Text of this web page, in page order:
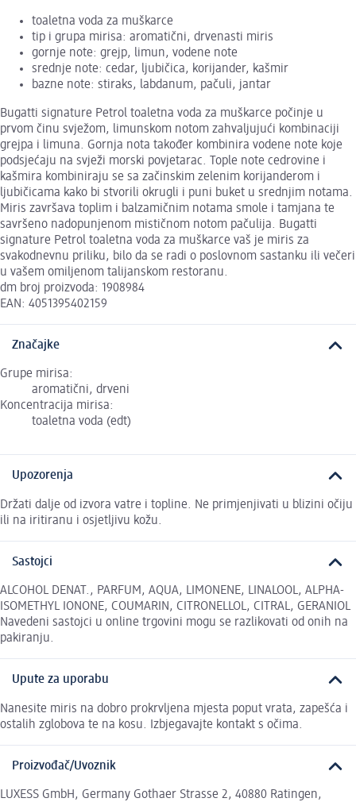
toaletna voda za muškarce
tip i grupa mirisa: aromatični, drvenasti miris
gornje note: grejp, limun, vodene note
srednje note: cedar, ljubičica, korijander, kašmir
bazne note: stiraks, labdanum, pačuli, jantar
Bugatti signature Petrol toaletna voda za muškarce počinje u
prvom činu svježom, limunskom notom zahvaljujući kombinaciji
grejpa i limuna. Gornja nota također kombinira vodene note koje
podsjećaju na svježi morski povjetarac. Tople note cedrovine i
kašmira kombiniraju se sa začinskim zelenim korijanderom i
ljubičicama kako bi stvorili okrugli i puni buket u srednjim notama.
Miris završava toplim i balzamičnim notama smole i tamjana te
savršeno nadopunjenom mističnom notom pačulija. Bugatti
signature Petrol toaletna voda za muškarce vaš je miris za
svakodnevnu priliku, bilo da se radi o poslovnom sastanku ili večeri
u vašem omiljenom talijanskom restoranu.
dm broj proizvoda: 1908984
EAN: 4051395402159
Značajke
Grupe mirisa:
aromatični, drveni
Koncentracija mirisa:
toaletna voda (edt)
Upozorenja
Držati dalje od izvora vatre i topline. Ne primjenjivati u blizini očiju
ili na iritiranu i osjetljivu kožu.
Sastojci
ALCOHOL DENAT., PARFUM, AQUA, LIMONENE, LINALOOL, ALPHA-
ISOMETHYL IONONE, COUMARIN, CITRONELLOL, CITRAL, GERANIOL
Navedeni sastojci u online trgovini mogu se razlikovati od onih na
pakiranju.
Upute za uporabu
Nanesite miris na dobro prokrvljena mjesta poput vrata, zapešća i
ostalih zglobova te na kosu. Izbjegavajte kontakt s očima.
Proizvođač/Uvoznik
LUXESS GmbH, Germany Gothaer Strasse 2, 40880 Ratingen,